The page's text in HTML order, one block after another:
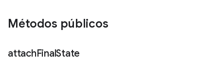
Métodos públicos
attachFinalState